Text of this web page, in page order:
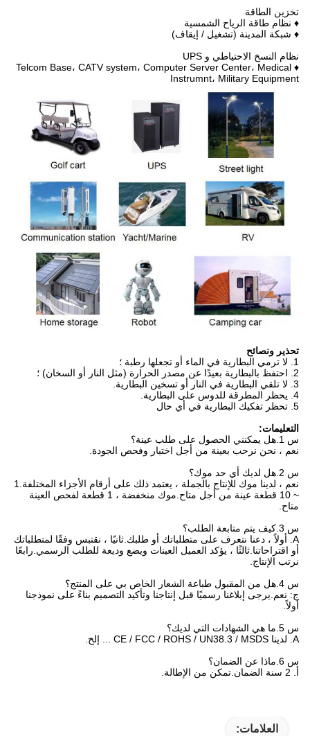
تخزين الطاقة
♦ نظام طاقة الرياح الشمسية
♦ شبكة المدينة (تشغيل / إيقاف)
نظام النسخ الاحتياطي و UPS
♦ Telcom Base، CATV system، Computer Server Center، Medical
Instrumnt، Military Equipment
تحذير ونصائح
1. لا ترمي البطارية في الماء أو تجعلها رطبة ؛
2. احتفظ بالبطارية بعيدًا عن مصدر الحرارة (مثل النار أو السخان) ؛
3. لا تلقي البطارية في النار أو تسخين البطارية.
4. يحظر المطرقة للدوس على البطارية.
5. تحظر تفكيك البطارية في أي حال
التعليمات:
س 1.هل يمكنني الحصول على طلب عينة؟
نعم ، نحن نرحب بعينة من أجل اختبار وفحص الجودة.
س 2.هل لديك أي حد موك؟
نعم ، لدينا موك للإنتاج بالجملة ، يعتمد ذلك على أرقام الأجزاء المختلفة.1
~ 10 قطعة عينة من أجل متاح.موك منخفضة ، 1 قطعة لفحص العينة
متاح.
س 3.كيف يتم متابعة الطلب؟
A. أولاً ، دعنا نتعرف على متطلباتك أو طلبك.ثانيًا ، نقتبس وفقًا لمتطلباتك
أو اقتراحاتنا.ثالثًا ، يؤكد العميل العينات ويضع وديعة للطلب الرسمي.رابعًا
نرتب الإنتاج.
س 4.هل من المقبول طباعة الشعار الخاص بي على المنتج؟
ج: نعم.يرجى إبلاغنا رسميًا قبل إنتاجنا وتأكيد التصميم بناءً على نموذجنا
أولاً.
س 5.ما هي الشهادات التي لديك؟
A. لدينا CE / FCC / ROHS / UN38.3 / MSDS ... إلخ.
س 6.ماذا عن الضمان؟
أ. 2 سنة الضمان.تمكن من الإطالة.
العلامات: